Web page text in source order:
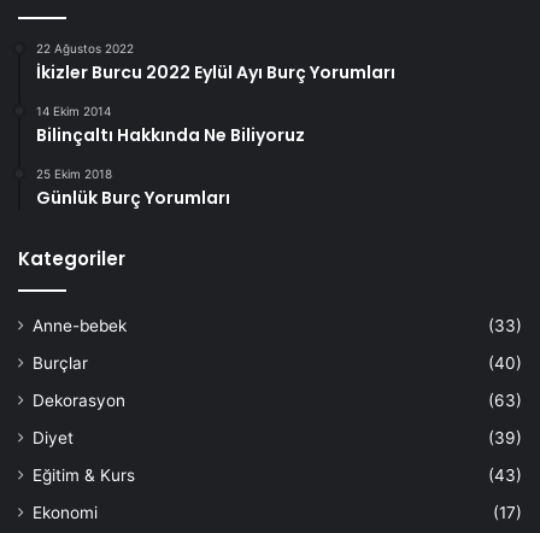
22 Ağustos 2022
İkizler Burcu 2022 Eylül Ayı Burç Yorumları
14 Ekim 2014
Bilinçaltı Hakkında Ne Biliyoruz
25 Ekim 2018
Günlük Burç Yorumları
Kategoriler
Anne-bebek
(33)
Burçlar
(40)
Dekorasyon
(63)
Diyet
(39)
Eğitim & Kurs
(43)
Ekonomi
(17)